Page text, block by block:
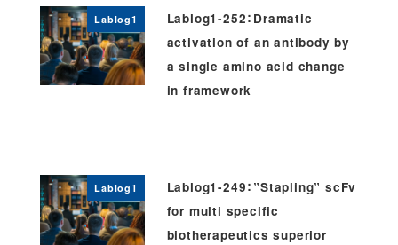
Lablog1
Lablog1-252：Dramatic
activation of an antibody by
a single amino acid change
in framework
Lablog1
Lablog1-249：”Stapling” scFv
for multi specific
biotherapeutics superior